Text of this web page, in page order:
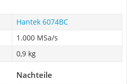
Hantek 6074BC
1.000 MSa/s
0,9 kg
Nachteile